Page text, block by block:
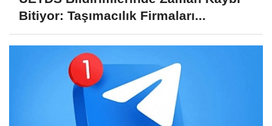
Bitiyor: Taşımacılık Firmaları...